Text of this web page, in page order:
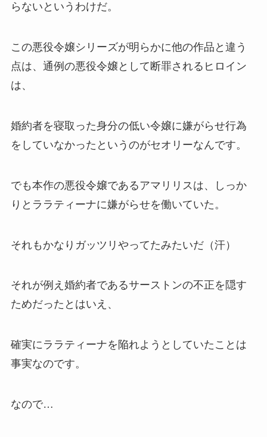
らないというわけだ。
この悪役令嬢シリーズが明らかに他の作品と違う
点は、通例の悪役令嬢として断罪されるヒロイン
は、
婚約者を寝取った身分の低い令嬢に嫌がらせ行為
をしていなかったというのがセオリーなんです。
でも本作の悪役令嬢であるアマリリスは、しっか
りとララティーナに嫌がらせを働いていた。
それもかなりガッツリやってたみたいだ（汗）
それが例え婚約者であるサーストンの不正を隠す
ためだったとはいえ、
確実にララティーナを陥れようとしていたことは
事実なのです。
なので…